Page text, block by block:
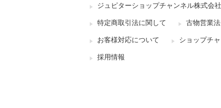
ジュピターショップチャンネル株式会
特定商取引法に関して 古物営業
お客様対応について ショップチ
採用情報